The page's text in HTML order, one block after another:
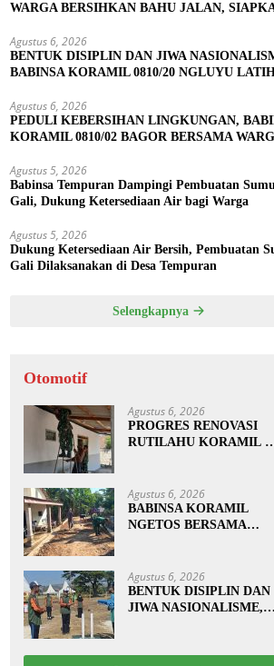
WARGA BERSIHKAN BAHU JALAN,
Agustus 6, 2026
BENTUK DISIPLIN DAN JIWA
BABINSA KORAMIL 0810/20 NGLUYU
Agustus 6, 2026
PEDULI KEBERSIHAN LINGKUNGAN,
KORAMIL 0810/02 BAGOR BERSAMA
Agustus 5, 2026
Babinsa Tempuran Dampingi Pembuatan
Gali, Dukung Ketersediaan Air bagi Warga
Agustus 5, 2026
Dukung Ketersediaan Air Bersih, Pembuatan
Gali Dilaksanakan di Desa Tempuran
Selengkapnya
Otomotif
Agustus 6, 2026
PROGRES RENOVASI
RUTILAHU KORAMIL
MASUK TAHAP
PENYELESAIAN
Agustus 6, 2026
BABINSA KORAMIL
NGETOS BERSAMA
LOKASI UNTUK
PENGECORAN
Agustus 6, 2026
BENTUK DISIPLIN DAN
JIWA NASIONALISME,
PASKIBRA